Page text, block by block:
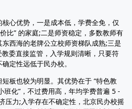
心优势，一是成本低，学费全免，仅
比” 的家庭;二是师资稳定，多数教师有
西海的老牌公立校师资梯队成熟;三是
委直接监管，入学规则清晰，只要符
定性远低于民办校。
也较为明显。其优势在于 “特色教
班化”，不过费用高，年均学费普遍 5 -
压力;入学存在不确定性，北京民办校摇